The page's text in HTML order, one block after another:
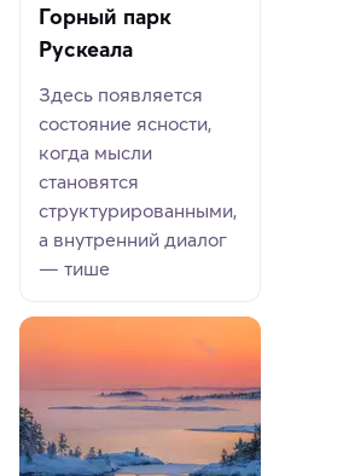
Горный парк
Рускеала
Здесь появляется
состояние ясности,
когда мысли
становятся
структурированными,
а внутренний диалог
— тише